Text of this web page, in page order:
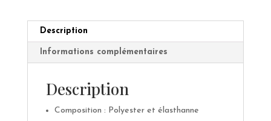
plage
et
Description
Informations complémentaires
Description
Composition : Polyester et élasthanne